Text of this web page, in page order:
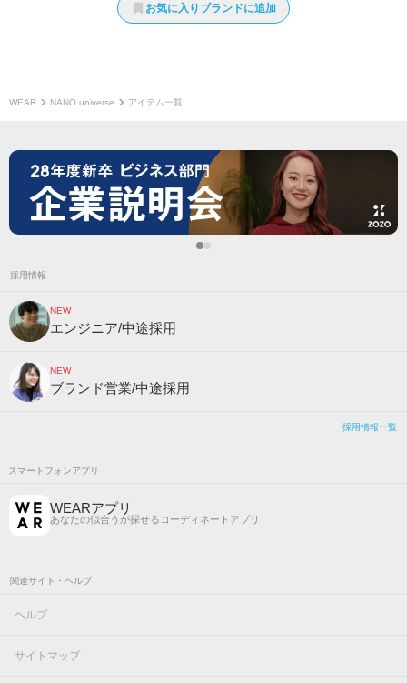
お気に入りブランドに追加
WEAR NANO universe アイテム一覧
採用情報
NEW
エンジニア/中途採用
NEW
ブランド営業/中途採用
採用情報一覧
スマートフォンアプリ
WEARアプリ
あなたの似合うが探せるコーディネートアプリ
関連サイト・ヘルプ
ヘルプ
サイトマップ